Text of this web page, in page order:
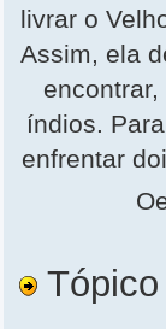
livrar o
Assim, ela
índios.
enfrentar
Tópico